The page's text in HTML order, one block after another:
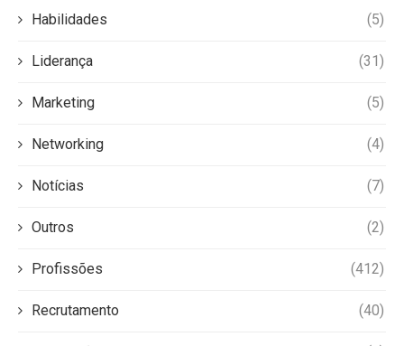
Habilidades (5)
Liderança (31)
Marketing (5)
Networking (4)
Notícias (7)
Outros (2)
Profissões (412)
Recrutamento (40)